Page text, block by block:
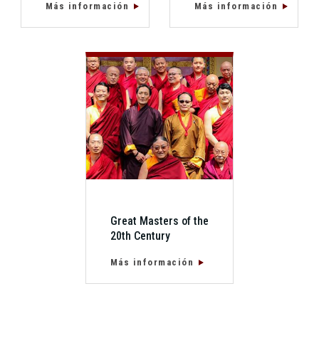
Más información Más información
Great Masters of the
20th Century
Más información